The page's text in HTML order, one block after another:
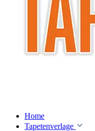
Home
Tapetenverlage